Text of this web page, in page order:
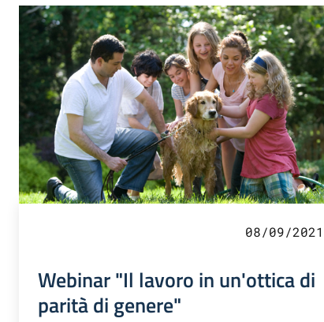
08/09/2021
Webinar "Il lavoro in un'ottica di
parità di genere"